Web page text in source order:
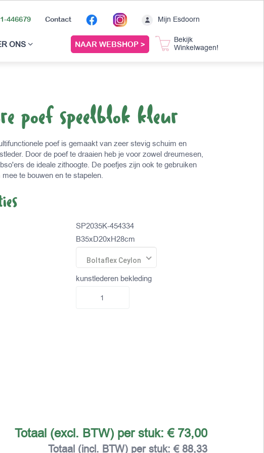
446679 Contact Mijn Esdoorn
ONS NAAR WEBSHOP >
Bekijk
Winkelwagen!
poef speelblok kleur
poef is gemaakt van zeer stevig schuim en
Door de poef te draaien heb je voor zowel dreumesen,
de ideale zithoogte. De poefjes zijn ook te gebruiken
te bouwen en te stapelen.
SP2035K-454334
B35xD20xH28cm
Boltaflex Ceylon
kunstlederen bekleding
Totaal (excl. BTW) per stuk:€ 73,00
Totaal (incl. BTW) per stuk:€ 88,33